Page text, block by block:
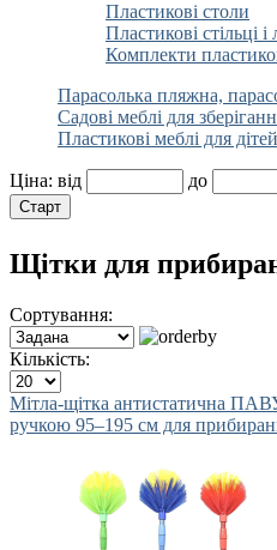
Пластикові столи
Пластикові стільці і
Комплекти
Парасолька пляжна,
Садові меблі для
Пластикові меблі для дітей
Ціна: від до
Щітки для
Сортування:
Кількість:
Мітла-щітка антистатична
ручкою 95–195 см для